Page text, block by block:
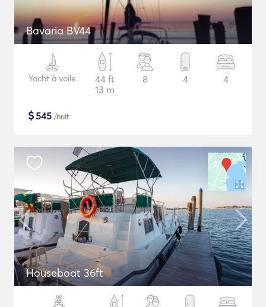
Bavaria BV44
Yacht à voile
44 ft
13 m
8 4 4
$545 /nuit
Houseboat 36ft